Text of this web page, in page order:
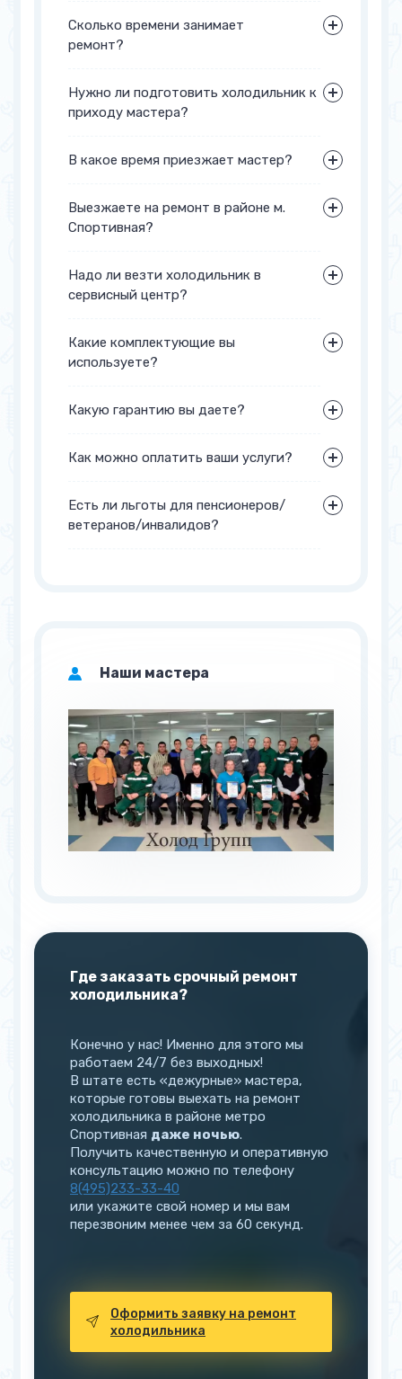
обратной связи
Сколько времени занимает
ремонт?
Нужно ли подготовить холодильник к
приходу мастера?
В какое время приезжает мастер?
Выезжаете на ремонт в районе м.
Спортивная?
Надо ли везти холодильник в
сервисный центр?
Какие комплектующие вы
используете?
Какую гарантию вы даете?
Как можно оплатить ваши услуги?
Есть ли льготы для пенсионеров/
ветеранов/инвалидов?
Наши мастера
Где заказать срочный ремонт
холодильника?
Конечно у нас! Именно для этого мы
работаем 24/7 без выходных!
В штате есть «дежурные» мастера,
которые готовы выехать на ремонт
холодильника в районе метро
Спортивная даже ночью.
Получить качественную и оперативную
консультацию можно по телефону
8(495)233-33-40
или укажите свой номер и мы вам
перезвоним менее чем за 60 секунд.
Оформить заявку на ремонт
холодильника